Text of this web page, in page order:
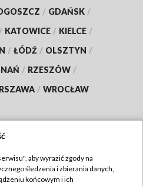
/ GDAŃSK /
/ KATOWICE / KIELCE /
/ ŁÓDŹ / OLSZTYN /
/ RZESZÓW /
/ WROCŁAW
TVP
aby wyrazić zgody na
śledzenia i zbierania danych,
końcowym i ich